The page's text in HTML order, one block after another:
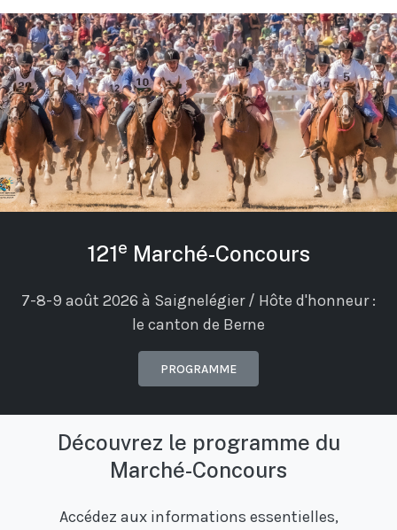
121e Marché-Concours
7-8-9 août 2026 à Saignelégier / Hôte d'honneur :
le canton de Berne
PROGRAMME
Découvrez le programme du
Marché-Concours
Accédez aux informations essentielles,